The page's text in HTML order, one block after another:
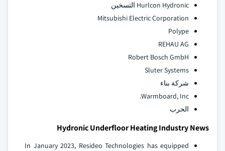
Hurlcon Hydronic التسخين
Mitsubishi Electric Corporation
Polype
REHAU AG
Robert Bosch GmbH
Sluter Systems
شركة بناء
Warmboard, Inc.
الحرب
Hydronic Underfloor Heating Industry News
In January 2023, Resideo Technologies has equipped